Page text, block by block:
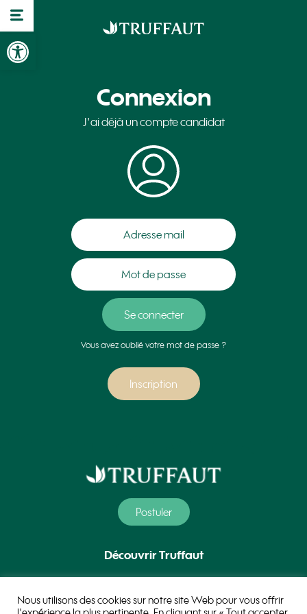
Ouvrir la barre d’outils
Connexion
J'ai déjà un compte candidat
Vous avez oublié votre mot de passe ?
Inscription
Postuler
Découvrir Truffaut
Nous utilisons des cookies sur notre site Web pour vous offrir